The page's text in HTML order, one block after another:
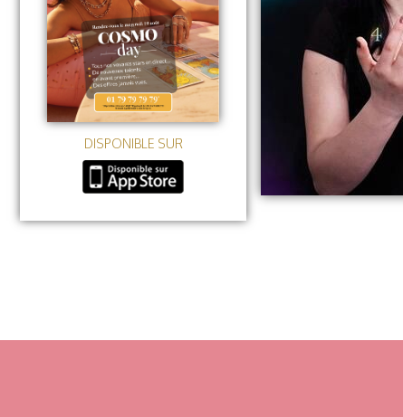
DISPONIBLE SUR